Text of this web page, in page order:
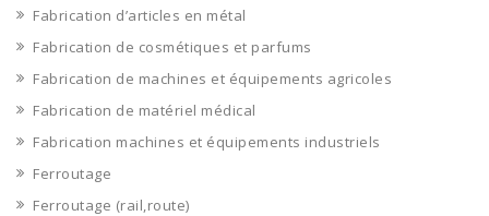
Fabrication d’articles en métal
Fabrication de cosmétiques et parfums
Fabrication de machines et équipements agricoles
Fabrication de matériel médical
Fabrication machines et équipements industriels
Ferroutage
Ferroutage (rail,route)